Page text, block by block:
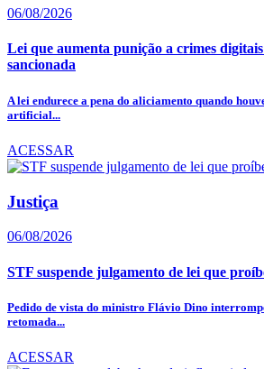
06/08/2026
Lei que aumenta punição a crimes
sancionada
A lei endurece a pena do aliciamento quando
artificial...
ACESSAR
Justiça
06/08/2026
STF suspende julgamento de lei que
Pedido de vista do ministro Flávio Dino
retomada...
ACESSAR